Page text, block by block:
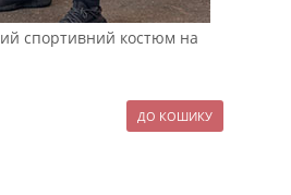
спортивний костюм на